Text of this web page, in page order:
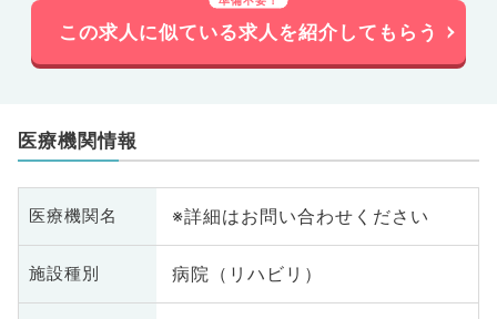
この求人に似ている求人を紹介してもらう
医療機関情報
医療機関名 ※詳細はお問い合わせください
施設種別 病院（リハビリ）